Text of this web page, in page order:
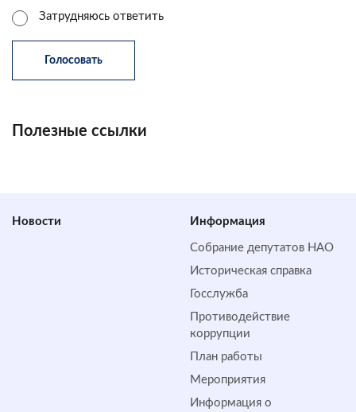
Затрудняюсь ответить
Полезные ссылки
Новости Информация
Собрание депутатов НАО
Историческая справка
Госслужба
Противодействие
коррупции
План работы
Мероприятия
Информация о